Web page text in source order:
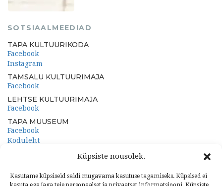
Küpsiste nõusolek.
Kasutame küpsiseid saidi mugavama kasutuse tagamiseks. Küpsised ei
SOTSIAALMEEDIAD
TAPA KULTUURIKODA
Facebook
Instagram
TAMSALU KULTUURIMAJA
Facebook
LEHTSE KULTUURIMAJA
Facebook
TAPA MUUSEUM
Facebook
Koduleht
PORKUNI PAEMUUSEUM
Koduleht